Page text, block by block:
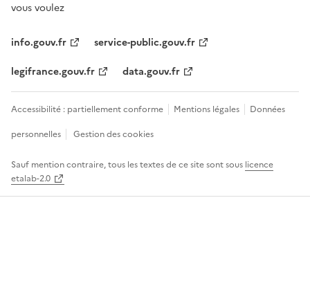
vous voulez
info.gouv.fr
service-public.gouv.fr
legifrance.gouv.fr
data.gouv.fr
Accessibilité : partiellement conforme Mentions légales
Données
personnelles
Gestion des cookies
Sauf mention contraire, tous les textes de ce site sont sous licence
etalab-2.0